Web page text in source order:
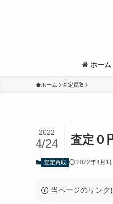
ホーム
ホーム 査定買取
査定０
2022
4/24
査定買取 2022年4月1日
当ページのリンク